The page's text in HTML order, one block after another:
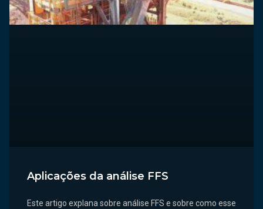
Aplicações da análise FFS
Este artigo explana sobre análise FFS e sobre como esse